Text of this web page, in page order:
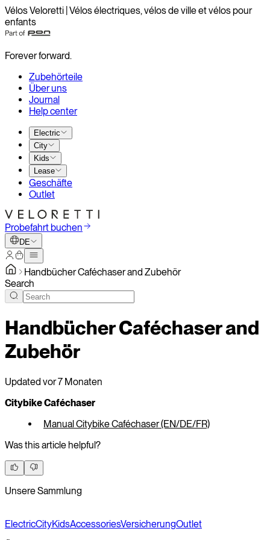
Vélos Veloretti | Vélos électriques, vélos de ville et vélos pour
enfants
Forever forward.
Zubehörteile
Über uns
Journal
Help center
Electric
City
Kids
Lease
Geschäfte
Outlet
Probefahrt buchen
DE
Handbücher Caféchaser and Zubehör
Search
Handbücher Caféchaser and
Zubehör
Updated vor 7 Monaten
Citybike Caféchaser
Manual Citybike Caféchaser (EN/DE/FR)
Was this article helpful?
Unsere Sammlung
ElectricCityKidsAccessoriesVersicherungOutlet